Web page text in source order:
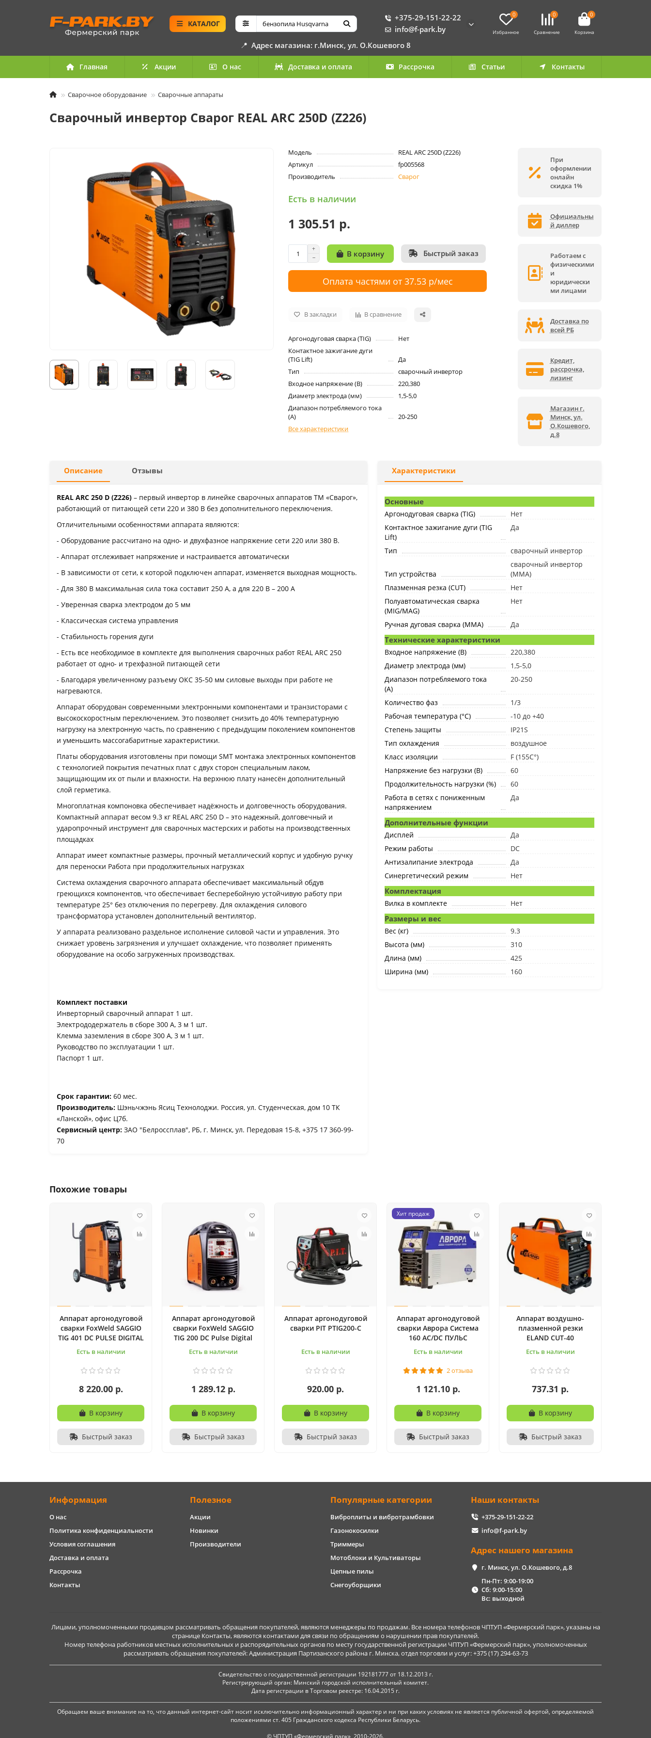
КАТАЛОГ
+375-29-151-22-22
info@f-park.by
0
Избранное
0
Сравнение
0
Корзина
📍 Адрес магазина: г.Минск, ул. О.Кошевого 8
Главная Акции О нас Доставка и оплата Рассрочка Статьи Контакты
Сварочное оборудование Сварочные аппараты
Сварочный инвертор Сварог REAL ARC 250D (Z226)
Модель
REAL ARC 250D (Z226)
Артикул
fp005568
Производитель
Сварог
Есть в наличии
1 305.51 р.
В корзину Быстрый заказ
Оплата частями от 37.53 р/мес
В закладки В сравнение
Аргонодуговая сварка (TIG)
Нет
Контактное зажигание дуги
(TIG Lift)
Да
Тип
сварочный инвертор
Входное напряжение (B)
220,380
Диаметр электрода (мм)
1,5-5,0
Диапазон потребляемого тока
(А)
20-250
Все характеристики
При
оформлении
онлайн
скидка 1%
Официальны
й диллер
Работаем с
физическими
и
юридически
ми лицами
Доставка по
всей РБ
Кредит,
рассрочка,
лизинг
Магазин г.
Минск, ул.
О.Кошевого,
д.8
Описание Отзывы
REAL ARC 250 D (Z226) – первый инвертор в линейке сварочных аппаратов ТМ «Сварог»,
работающий от питающей сети 220 и 380 В без дополнительного переключения.
Отличительными особенностями аппарата являются:
- Оборудование рассчитано на одно- и двухфазное напряжение сети 220 или 380 В.
- Аппарат отслеживает напряжение и настраивается автоматически
- В зависимости от сети, к которой подключен аппарат, изменяется выходная мощность.
- Для 380 В максимальная сила тока составит 250 А, а для 220 В – 200 А
- Уверенная сварка электродом до 5 мм
- Классическая система управления
- Стабильность горения дуги
- Есть все необходимое в комплекте для выполнения сварочных работ REAL ARC 250
работает от одно- и трехфазной питающей сети
- Благодаря увеличенному разъему ОКС 35-50 мм силовые выходы при работе не
нагреваются.
Аппарат оборудован современными электронными компонентами и транзисторами с
высокоскоростным переключением. Это позволяет снизить до 40% температурную
нагрузку на электронную часть, по сравнению с предыдущим поколением компонентов
и уменьшить массогабаритные характеристики.
Платы оборудования изготовлены при помощи SMT монтажа электронных компонентов
с технологией покрытия печатных плат с двух сторон специальным лаком,
защищающим их от пыли и влажности. На верхнюю плату нанесён дополнительный
слой герметика.
Многоплатная компоновка обеспечивает надёжность и долговечность оборудования.
Компактный аппарат весом 9.3 кг REAL ARC 250 D – это надежный, долговечный и
ударопрочный инструмент для сварочных мастерских и работы на производственных
площадках
Аппарат имеет компактные размеры, прочный металлический корпус и удобную ручку
для переноски Работа при продолжительных нагрузках
Система охлаждения сварочного аппарата обеспечивает максимальный обдув
греющихся компонентов, что обеспечивает бесперебойную устойчивую работу при
температуре 25° без отключения по перегреву. Для охлаждения силового
трансформатора установлен дополнительный вентилятор.
У аппарата реализовано раздельное исполнение силовой части и управления. Это
снижает уровень загрязнения и улучшает охлаждение, что позволяет применять
оборудование на особо загруженных производствах.
Комплект поставки
Инверторный сварочный аппарат 1 шт.
Электрододержатель в сборе 300 А, 3 м 1 шт.
Клемма заземления в сборе 300 А, 3 м 1 шт.
Руководство по эксплуатации 1 шт.
Паспорт 1 шт.
Срок гарантии: 60 мес.
Производитель: Шэньчжэнь Ясиц Технолоджи. Россия, ул. Студенческая, дом 10 ТК
«Ланской», офис Ц7б.
Сервисный центр: ЗАО "Белроссплав", РБ, г. Минск, ул. Передовая 15-8, +375 17 360-99-
70
Характеристики
Основные
Аргонодуговая сварка (TIG)
Нет
Контактное зажигание дуги (TIG
Lift)
Да
Тип сварочный инвертор
Тип устройства
сварочный инвертор
(MMA)
Плазменная резка (CUT)
Нет
Полуавтоматическая сварка
(MIG/MAG)
Нет
Ручная дуговая сварка (MMA) Да
Технические характеристики
Входное напряжение (B)
220,380
Диаметр электрода (мм)
1,5-5,0
Диапазон потребляемого тока
(А)
20-250
Количество фаз
1/3
Рабочая температура (°C)
-10 до +40
Степень защиты
IP21S
Тип охлаждения
воздушное
Класс изоляции
F (155C°)
Напряжение без нагрузки (В)
60
Продолжительность нагрузки (%)
60
Работа в сетях с пониженным
напряжением
Да
Дополнительные функции
Дисплей
Да
Режим работы
DC
Антизалипание электрода
Да
Синергетический режим
Нет
Комплектация
Вилка в комплекте Нет
Размеры и вес
Вес (кг)
9.3
Высота (мм)
310
Длина (мм)
425
Ширина (мм)
160
Похожие товары
Аппарат аргонодуговой
сварки FoxWeld SAGGIO
TIG 401 DC PULSE DIGITAL
Есть в наличии
8 220.00 р.
В корзину
Быстрый заказ
Аппарат аргонодуговой
сварки FoxWeld SAGGIO
TIG 200 DC Pulse Digital
Есть в наличии
1 289.12 р.
В корзину
Быстрый заказ
Аппарат аргонодуговой
сварки PIT PTIG200-C
Есть в наличии
920.00 р.
В корзину
Быстрый заказ
Хит продаж
Аппарат аргонодуговой
сварки Аврора Система
160 AC/DC ПУЛЬС
Есть в наличии
2 отзыва
1 121.10 р.
В корзину
Быстрый заказ
Аппарат воздушно-
плазменной резки
ELAND CUT-40
Есть в наличии
737.31 р.
В корзину
Быстрый заказ
Информация
О нас
Политика конфиденциальности
Условия соглашения
Доставка и оплата
Рассрочка
Контакты
Полезное
Акции
Новинки
Производители
Популярные категории
Виброплиты и вибротрамбовки
Газонокосилки
Триммеры
Мотоблоки и Культиваторы
Цепные пилы
Снегоуборщики
Наши контакты
+375-29-151-22-22
info@f-park.by
Адрес нашего магазина
г. Минск, ул. О.Кошевого, д.8
Пн-Пт: 9:00-19:00
Сб: 9:00-15:00
Вс: выходной
Лицами, уполномоченными продавцом рассматривать обращения покупателей, являются менеджеры по продажам. Все номера телефонов ЧПТУП «Фермерский парк», указаны на
странице Контакты, являются контактами для связи по обращениям о нарушении прав покупателей.
Номер телефона работников местных исполнительных и распорядительных органов по месту государственной регистрации ЧПТУП «Фермерский парк», уполномоченных
рассматривать обращения покупателей: Администрация Партизанского района г. Минска, отдел торговли и услуг: +375 (17) 294-63-73
Свидетельство о государственной регистрации 192181777 от 18.12.2013 г.
Регистрирующий орган: Минский городской исполнительный комитет.
Дата регистрации в Торговом реестре: 16.04.2015 г.
Обращаем ваше внимание на то, что данный интернет-сайт носит исключительно информационный характер и ни при каких условиях не является публичной офертой, определяемой
положениями ст. 405 Гражданского кодекса Республики Беларусь.